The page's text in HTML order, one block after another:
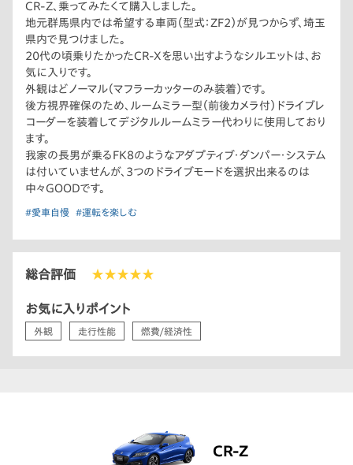
CR-Z、乗ってみたくて購入しました。
地元群馬県内では希望する車両（型式：ZF2）が見つからず、埼玉
県内で見つけました。
20代の頃乗りたかったCR-Xを思い出すようなシルエットは、お
気に入りです。
外観はどノーマル（マフラーカッターのみ装着）です。
後方視界確保のため、ルームミラー型（前後カメラ付）ドライブレ
コーダーを装着してデジタルルームミラー代わりに使用しており
ます。
我家の長男が乗るFK8のようなアダプティブ・ダンパー・システム
は付いていませんが、3つのドライブモードを選択出来るのは
中々GOODです。
#愛車自慢 #運転を楽しむ
総合評価 ★★★★★
お気に入りポイント
外観 走行性能 燃費/経済性
CR-Z